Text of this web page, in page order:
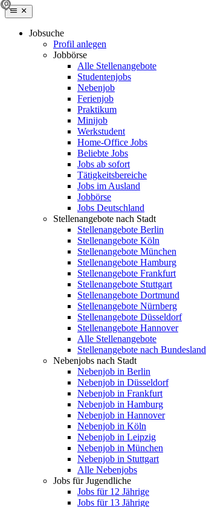
Jobsuche
Profil anlegen
Jobbörse
Alle Stellenangebote
Studentenjobs
Nebenjob
Ferienjob
Praktikum
Minijob
Werkstudent
Home-Office Jobs
Beliebte Jobs
Jobs ab sofort
Tätigkeitsbereiche
Jobs im Ausland
Jobbörse
Jobs Deutschland
Stellenangebote nach Stadt
Stellenangebote Berlin
Stellenangebote Köln
Stellenangebote München
Stellenangebote Hamburg
Stellenangebote Frankfurt
Stellenangebote Stuttgart
Stellenangebote Dortmund
Stellenangebote Nürnberg
Stellenangebote Düsseldorf
Stellenangebote Hannover
Alle Stellenangebote
Stellenangebote nach Bundesland
Nebenjobs nach Stadt
Nebenjob in Berlin
Nebenjob in Düsseldorf
Nebenjob in Frankfurt
Nebenjob in Hamburg
Nebenjob in Hannover
Nebenjob in Köln
Nebenjob in Leipzig
Nebenjob in München
Nebenjob in Stuttgart
Alle Nebenjobs
Jobs für Jugendliche
Jobs für 12 Jährige
Jobs für 13 Jährige